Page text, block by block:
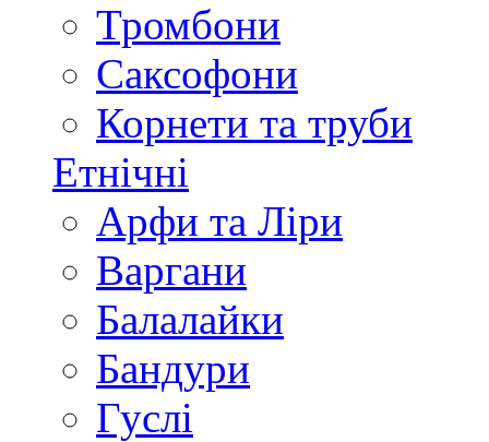
Тромбони
Саксофони
Корнети та труби
Етнічні
Арфи та Ліри
Варгани
Балалайки
Бандури
Гуслі